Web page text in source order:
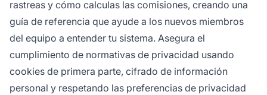
rastreas y cómo calculas las comisiones, creando una
guía de referencia que ayude a los nuevos miembros
del equipo a entender tu sistema. Asegura el
cumplimiento de normativas de privacidad usando
cookies de primera parte, cifrado de información
personal y respetando las preferencias de privacidad